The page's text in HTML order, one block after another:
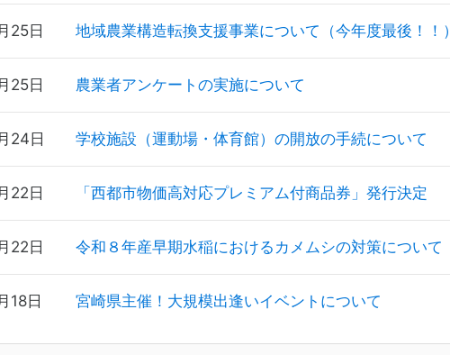
25日 地域農業構造転換支援事業について（今年度最後！！）
25日 農業者アンケートの実施について
24日 学校施設（運動場・体育館）の開放の手続について
22日 「西都市物価高対応プレミアム付商品券」発行決定
22日 令和８年産早期水稲におけるカメムシの対策について
18日 宮崎県主催！大規模出逢いイベントについて